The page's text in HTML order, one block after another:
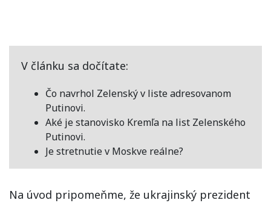
V článku sa dočítate:
Čo navrhol Zelenský v liste adresovanom
Putinovi.
Aké je stanovisko Kremľa na list Zelenského
Putinovi.
Je stretnutie v Moskve reálne?
Na úvod pripomeňme, že ukrajinský prezident